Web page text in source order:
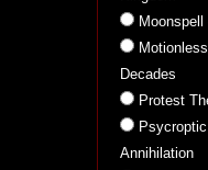
Decades
Protest
Annihilation